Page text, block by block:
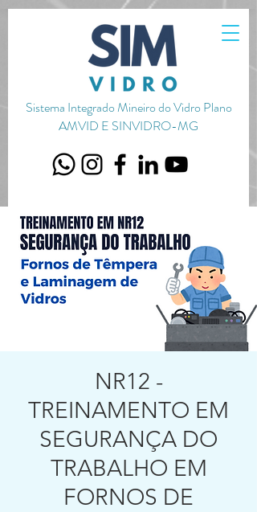
Sistema Integrado Mineiro do Vidro Plano
AMVID E SINVIDRO-MG
NR12 -
TREINAMENTO EM
SEGURANÇA DO
TRABALHO EM
FORNOS DE